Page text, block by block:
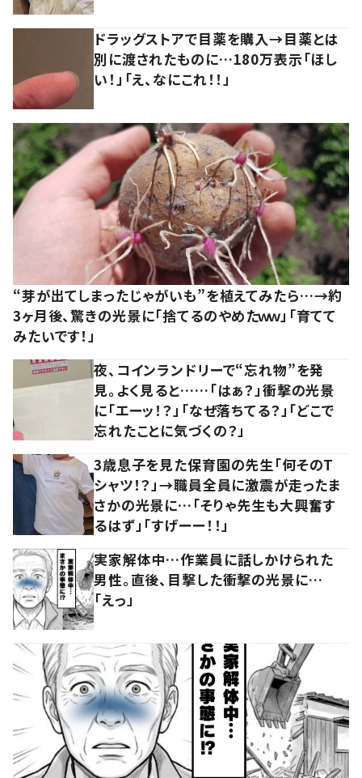
ドラッグストアで目薬を購入→目薬とは
別に渡されたものに…180万表示「ほし
い！」「え、なにこれ！！」
“芽が出てしまったじゃがいも”を植えてみたら…→約
3ヶ月後、驚きの光景に「捨てるのやめたｗｗ」「育てて
みたいです！」
夜、コインランドリーで“忘れ物”を発
見。よく見ると……「はぁ？」衝撃の光景
に「エーッ！？」「なぜ落ちてる？」「どこで
忘れたことに気づくの？」
3歳息子を見た保育園の先生「何そのT
シャツ！？」→職員全員に激震が走ったま
さかの光景に…「そりゃ先生も大興奮す
るはず」「すげーー！！」
実家解体中…作業員に話しかけられた
男性。直後、目撃した衝撃の光景に…
「えっ」